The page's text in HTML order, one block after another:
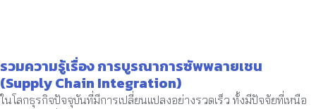
รวมความรู้เรื่อง การบูรณาการซัพพลายเชน
(Supply Chain Integration)
ในโลกธุรกิจปัจจุบันที่มีการเปลี่ยนแปลงอย่างรวดเร็ว ทั้งมีปัจจัยที่เหนือ